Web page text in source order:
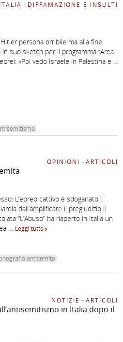
– DIFFAMAZIONE E INSULTI
persona orribile ma alla fine
suo sketch per il programma “Area
«Poi vedo Israele in Palestina e …
OPINIONI –ARTICOLI
L’ebreo cattivo è sdoganato Il
dall’amplificare il pregiudizio Il
“L’Abuso” ha riaperto in Italia un
… Leggi tutto
antisemita
NOTIZIE –ARTICOLI
in Italia dopo il